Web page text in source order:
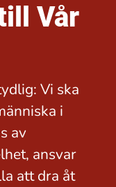
Vår
Vi ska
i
av
ansvar
att dra åt